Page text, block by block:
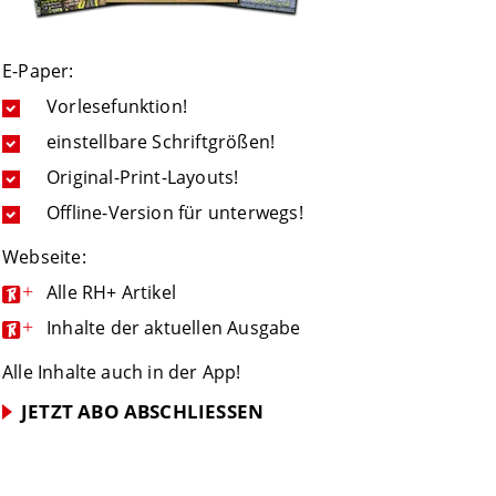
E-Paper:
Vorlesefunktion!
einstellbare Schriftgrößen!
Original-Print-Layouts!
Offline-Version für unterwegs!
Webseite:
+ Alle RH+ Artikel
+
Inhalte der aktuellen Ausgabe
Alle Inhalte auch in der App!
JETZT ABO ABSCHLIESSEN